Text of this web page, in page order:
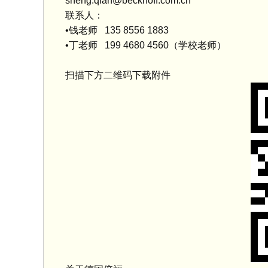
联系人：
•钱老师 135 8556 1883
•丁老师 199 4680 4560（学校老师）
扫描下方二维码下载附件